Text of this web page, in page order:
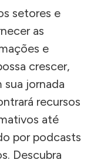
setores e
as
e
crescer,
sua jornada
recursos
até
por podcasts
Descubra